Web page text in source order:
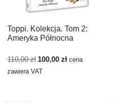
Toppi. Kolekcja. Tom 2:
Ameryka Północna
110,00zł 100,00 zł cena
zawiera VAT